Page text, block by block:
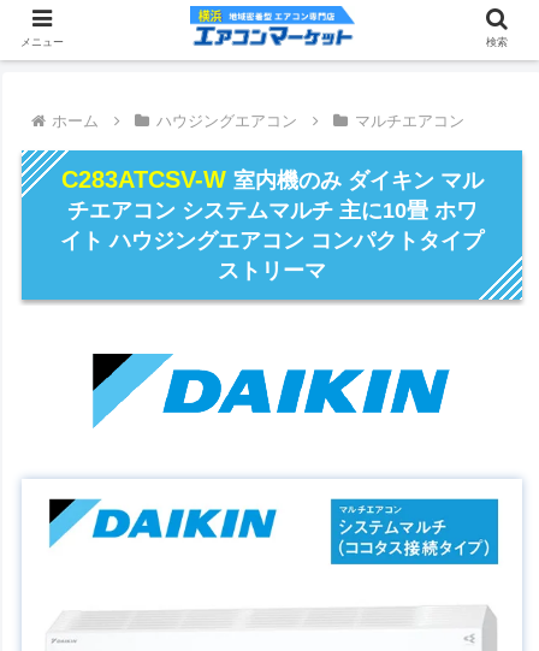
ホーム ハウジングエアコン マルチエアコン
C283ATCSV-W 室内機のみ ダイキン マル
チエアコン システムマルチ 主に10畳 ホワ
イト ハウジングエアコン コンパクトタイプ
ストリーマ
メニュー 検索